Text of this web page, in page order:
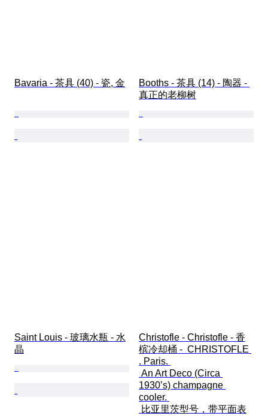
Bavaria - 茶具 (40) - 瓷, 金
Booths - 茶具 (14) - 陶器 -
真正的老柳树
Saint Louis - 玻璃水瓶 - 水
晶
Christofle - Christofle - 香
槟冷却桶 -  CHRISTOFLE
. Paris.
1930’s) champagne
cooler.